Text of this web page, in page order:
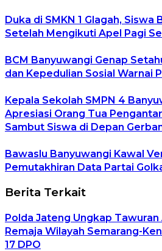
Duka di SMKN 1 Glagah, Siswa
Setelah Mengikuti Apel Pagi
BCM Banyuwangi Genap
dan Kepedulian Sosial Warnai
Kepala Sekolah SMPN 4
Apresiasi Orang Tua
Sambut Siswa di Depan
Bawaslu Banyuwangi Kawal
Pemutakhiran Data Partai
Berita Terkait
Polda Jateng Ungkap
Remaja Wilayah Semarang-
17 DPO